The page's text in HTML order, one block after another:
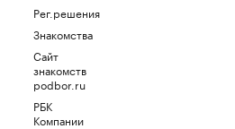
Рег.решения
Знакомства
Сайт
знакомств
podbor.ru
РБК
Компании